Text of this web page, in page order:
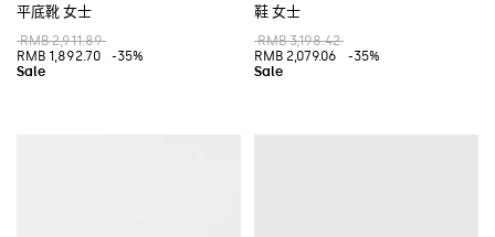
平底靴 女士
RMB 2,911.89
RMB 1,892.70
-35%
鞋 女士
RMB 3,198.42
RMB 2,079.06
-35%